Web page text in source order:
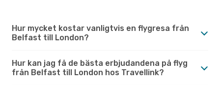
Hur mycket kostar vanligtvis en flygresa från
Belfast till London?
Hur kan jag få de bästa erbjudandena på flyg
från Belfast till London hos Travellink?